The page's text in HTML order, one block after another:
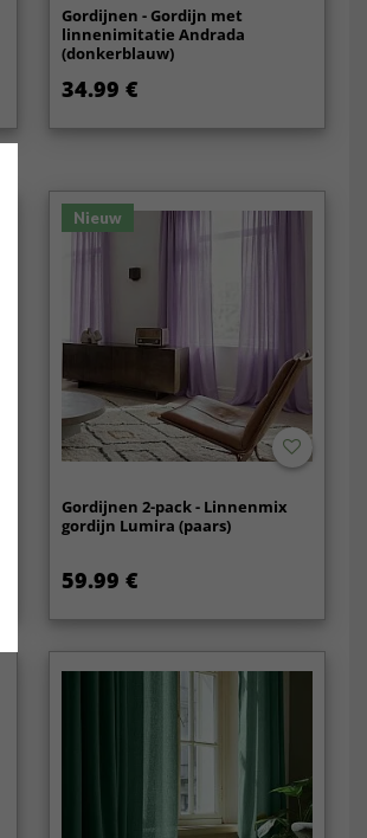
Gordijnen - Gordijn met
linnenimitatie Andrada
(donkerblauw)
34.99 €
Nieuw
Gordijnen 2-pack - Linnenmix
gordijn Lumira (paars)
59.99 €